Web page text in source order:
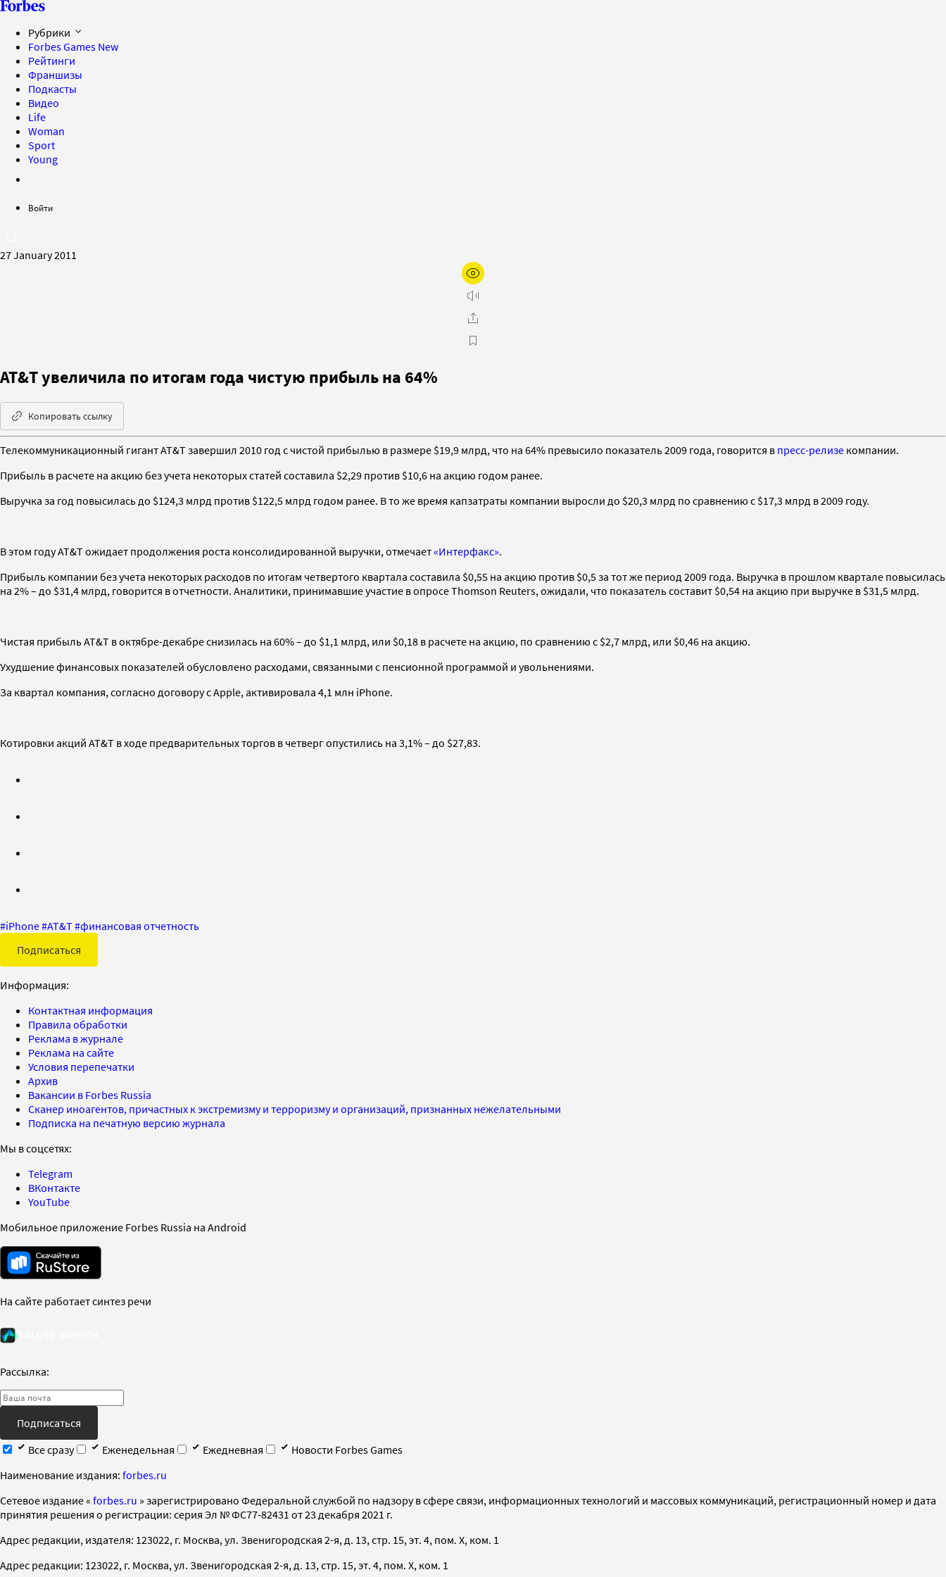
Рубрики
Forbes Games New
Рейтинги
Франшизы
Подкасты
Видео
Life
Woman
Sport
Young
Войти
27 January 2011
AT&T увеличила по итогам года чистую прибыль на 64%
Копировать ссылку
Телекоммуникационный гигант AT&T завершил 2010 год с чистой прибылью в размере $19,9 млрд, что на 64% превысило показатель 2009 года, говорится в пресс-релизе компании.
Прибыль в расчете на акцию без учета некоторых статей составила $2,29 против $10,6 на акцию годом ранее.
Выручка за год повысилась до $124,3 млрд против $122,5 млрд годом ранее. В то же время капзатраты компании выросли до $20,3 млрд по сравнению с $17,3 млрд в 2009 году.
В этом году AT&T ожидает продолжения роста консолидированной выручки, отмечает«Интерфакс».
Прибыль компании без учета некоторых расходов по итогам четвертого квартала составила $0,55 на акцию против $0,5 за тот же период 2009 года. Выручка в прошлом квартале повысилась
на 2% – до $31,4 млрд, говорится в отчетности. Аналитики, принимавшие участие в опросе Thomson Reuters, ожидали, что показатель составит $0,54 на акцию при выручке в $31,5 млрд.
Чистая прибыль AT&T в октябре-декабре снизилась на 60% – до $1,1 млрд, или $0,18 в расчете на акцию, по сравнению с $2,7 млрд, или $0,46 на акцию.
Ухудшение финансовых показателей обусловлено расходами, связанными с пенсионной программой и увольнениями.
За квартал компания, согласно договору с Apple, активировала 4,1 млн iPhone.
Котировки акций AT&T в ходе предварительных торгов в четверг опустились на 3,1% – до $27,83.
#iPhone#AT&T#финансовая отчетность
Подписаться
Информация:
Контактная информация
Правила обработки
Реклама в журнале
Реклама на сайте
Условия перепечатки
Архив
Вакансии в Forbes Russia
Сканер иноагентов, причастных к экстремизму и терроризму и организаций, признанных нежелательными
Подписка на печатную версию журнала
Мы в соцсетях:
Telegram
ВКонтакте
YouTube
Мобильное приложение Forbes Russia на Android
На сайте работает синтез речи
Рассылка:
Подписаться
Все сразу
Еженедельная Ежедневная
Новости Forbes Games
Наименование издания: forbes.ru
Cетевое издание « forbes.ru » зарегистрировано Федеральной службой по надзору в сфере связи, информационных технологий и массовых коммуникаций, регистрационный номер и дата
принятия решения о регистрации: серия Эл № ФС77-82431 от 23 декабря 2021 г.
Адрес редакции, издателя: 123022, г. Москва, ул. Звенигородская 2-я, д. 13, стр. 15, эт. 4, пом. X, ком. 1
Адрес редакции: 123022, г. Москва, ул. Звенигородская 2-я, д. 13, стр. 15, эт. 4, пом. X, ком. 1